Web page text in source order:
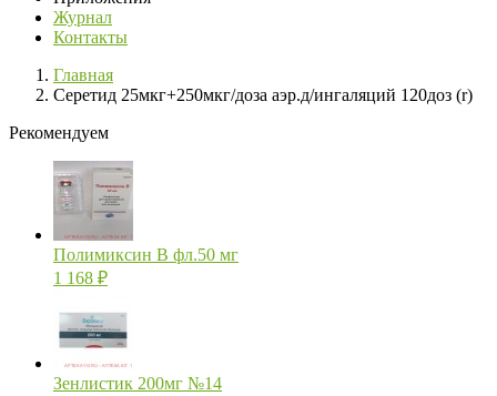
Журнал
Контакты
Главная
Серетид 25мкг+250мкг/доза аэр.д/ингаляций 120доз (r)
Рекомендуем
Полимиксин В фл.50 мг
1 168 ₽
Зенлистик 200мг №14